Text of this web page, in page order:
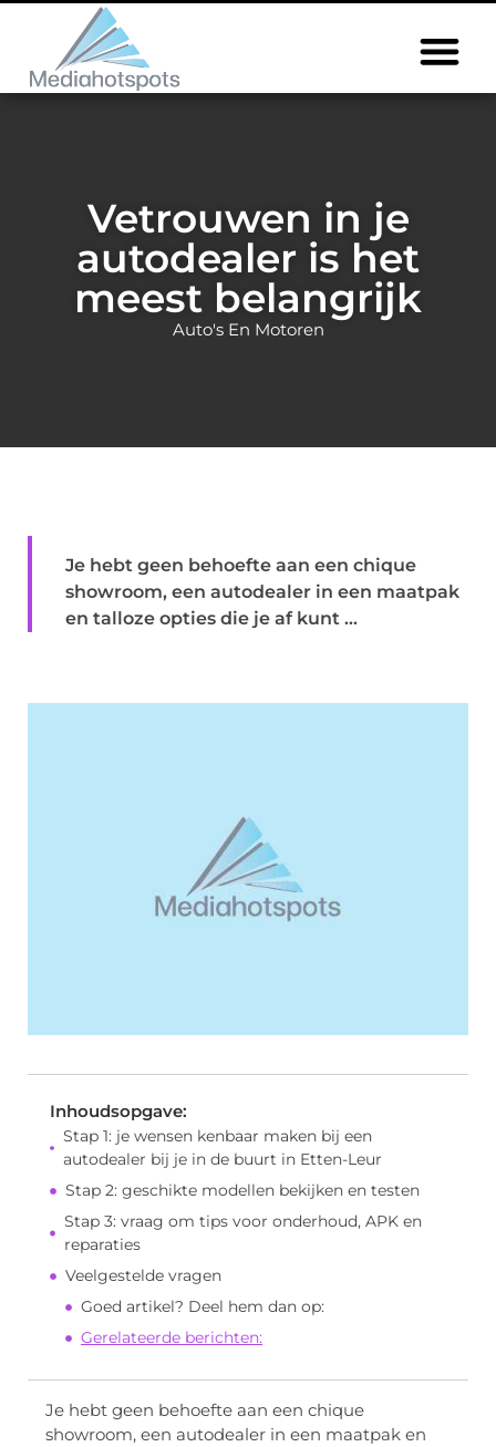
Vetrouwen in je
autodealer is het
meest belangrijk
Auto's En Motoren
Je hebt geen behoefte aan een chique
showroom, een autodealer in een maatpak
en talloze opties die je af kunt ...
Inhoudsopgave:
Stap 1: je wensen kenbaar maken bij een
autodealer bij je in de buurt in Etten-Leur
Stap 2: geschikte modellen bekijken en testen
Stap 3: vraag om tips voor onderhoud, APK en
reparaties
Veelgestelde vragen
Goed artikel? Deel hem dan op:
Gerelateerde berichten:
Je hebt geen behoefte aan een chique
showroom, een autodealer in een maatpak en